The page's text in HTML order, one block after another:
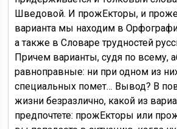
Шведовой. И прожЕкторы, и
варианта мы находим в
а также в Словаре трудностей
Причем варианты, судя по всему,
равноправные: ни при одном из
специальных помет… Вывод? В
жизни безразлично, какой из
предпочтете: прожЕкторы или